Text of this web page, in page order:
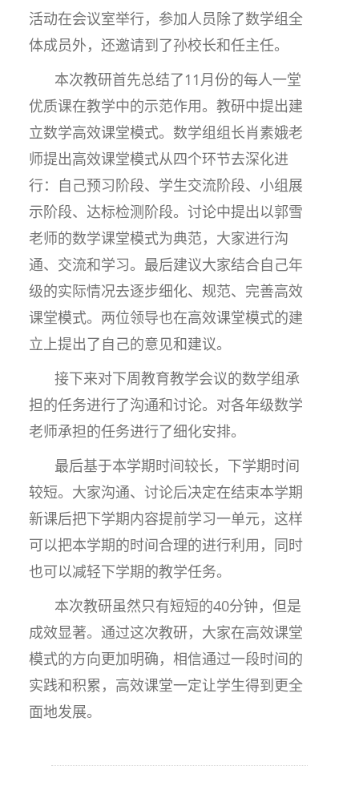
活动在会议室举行，参加人员除了数学组全
体成员外，还邀请到了孙校长和任主任。
本次教研首先总结了11月份的每人一堂
优质课在教学中的示范作用。教研中提出建
立数学高效课堂模式。数学组组长肖素娥老
师提出高效课堂模式从四个环节去深化进
行：自己预习阶段、学生交流阶段、小组展
示阶段、达标检测阶段。讨论中提出以郭雪
老师的数学课堂模式为典范，大家进行沟
通、交流和学习。最后建议大家结合自己年
级的实际情况去逐步细化、规范、完善高效
课堂模式。两位领导也在高效课堂模式的建
立上提出了自己的意见和建议。
接下来对下周教育教学会议的数学组承
担的任务进行了沟通和讨论。对各年级数学
老师承担的任务进行了细化安排。
最后基于本学期时间较长，下学期时间
较短。大家沟通、讨论后决定在结束本学期
新课后把下学期内容提前学习一单元，这样
可以把本学期的时间合理的进行利用，同时
也可以减轻下学期的教学任务。
本次教研虽然只有短短的40分钟，但是
成效显著。通过这次教研，大家在高效课堂
模式的方向更加明确，相信通过一段时间的
实践和积累，高效课堂一定让学生得到更全
面地发展。